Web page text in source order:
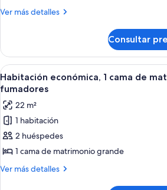
habitaciones,
al
mar
Ver más detalles
Más
familiar,
habitaciones,
cocina,
al
mar
Consultar
Abrir
todas
las
fotos
de
Habitación
económica,
1
11
Habitación económica, 1 cama de
fumadores
22 m²
1 habitación
2 huéspedes
1 cama de matrimonio grande
Ver más detalles
Más